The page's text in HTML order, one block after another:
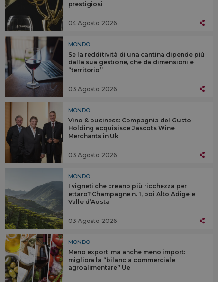
prestigiosi
04 Agosto 2026
MONDO
Se la redditività di una cantina dipende più
dalla sua gestione, che da dimensioni e
“territorio”
03 Agosto 2026
MONDO
Vino & business: Compagnia del Gusto
Holding acquisisce Jascots Wine
Merchants in Uk
03 Agosto 2026
MONDO
I vigneti che creano più ricchezza per
ettaro? Champagne n. 1, poi Alto Adige e
Valle d’Aosta
03 Agosto 2026
MONDO
Meno export, ma anche meno import:
migliora la “bilancia commerciale
agroalimentare” Ue